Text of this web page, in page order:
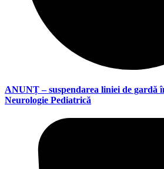
ANUNȚ – suspendarea liniei de gardă
Neurologie Pediatrică